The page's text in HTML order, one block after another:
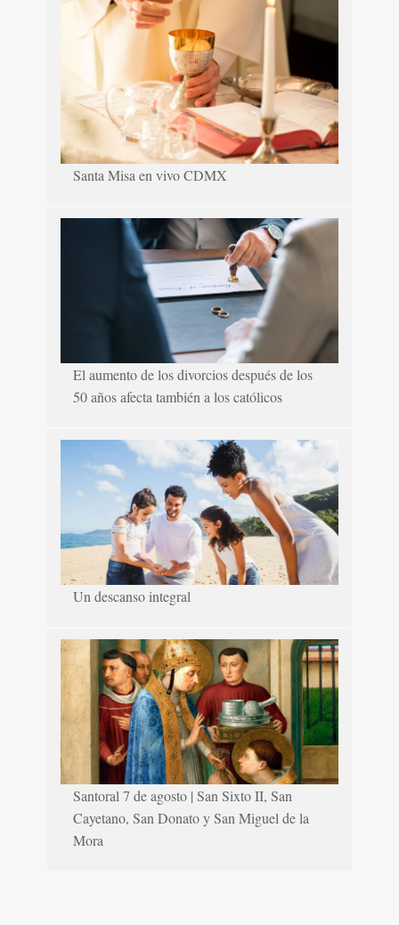
Santa Misa en vivo CDMX
El aumento de los divorcios después de los
50 años afecta también a los católicos
Un descanso integral
Santoral 7 de agosto | San Sixto II, San
Cayetano, San Donato y San Miguel de la
Mora